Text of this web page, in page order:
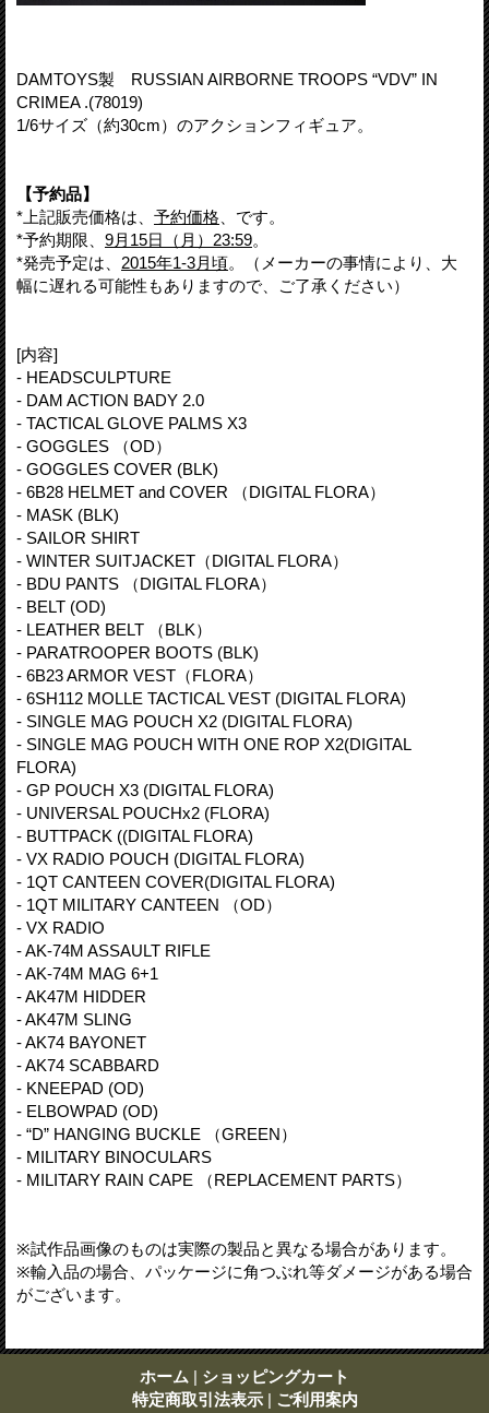
DAMTOYS製 RUSSIAN AIRBORNE TROOPS “VDV” IN
CRIMEA .(78019)
1/6サイズ（約30cm）のアクションフィギュア。
【予約品】
*上記販売価格は、 予約価格 、です。
*予約期限、 9月15日（月）23:59。
*発売予定は、 2015年1-3月頃。（メーカーの事情により、大
幅に遅れる可能性もありますので、ご了承ください）
[内容]
- HEADSCULPTURE
- DAM ACTION BADY 2.0
- TACTICAL GLOVE PALMS X3
- GOGGLES （OD）
- GOGGLES COVER (BLK)
- 6B28 HELMET and COVER （DIGITAL FLORA）
- MASK (BLK)
- SAILOR SHIRT
- WINTER SUITJACKET（DIGITAL FLORA）
- BDU PANTS （DIGITAL FLORA）
- BELT (OD)
- LEATHER BELT （BLK）
- PARATROOPER BOOTS (BLK)
- 6B23 ARMOR VEST（FLORA）
- 6SH112 MOLLE TACTICAL VEST (DIGITAL FLORA)
- SINGLE MAG POUCH X2 (DIGITAL FLORA)
- SINGLE MAG POUCH WITH ONE ROP X2(DIGITAL
FLORA)
- GP POUCH X3 (DIGITAL FLORA)
- UNIVERSAL POUCHx2 (FLORA)
- BUTTPACK ((DIGITAL FLORA)
- VX RADIO POUCH (DIGITAL FLORA)
- 1QT CANTEEN COVER(DIGITAL FLORA)
- 1QT MILITARY CANTEEN （OD）
- VX RADIO
- AK-74M ASSAULT RIFLE
- AK-74M MAG 6+1
- AK47M HIDDER
- AK47M SLING
- AK74 BAYONET
- AK74 SCABBARD
- KNEEPAD (OD)
- ELBOWPAD (OD)
- “D” HANGING BUCKLE （GREEN）
- MILITARY BINOCULARS
- MILITARY RAIN CAPE （REPLACEMENT PARTS）
※試作品画像のものは実際の製品と異なる場合があります。
※輸入品の場合、パッケージに角つぶれ等ダメージがある場合
がございます。
ホーム | ショッピングカート
特定商取引法表示 | ご利用案内